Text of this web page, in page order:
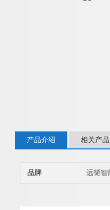
产品介绍 相关产品
品牌 远韬智